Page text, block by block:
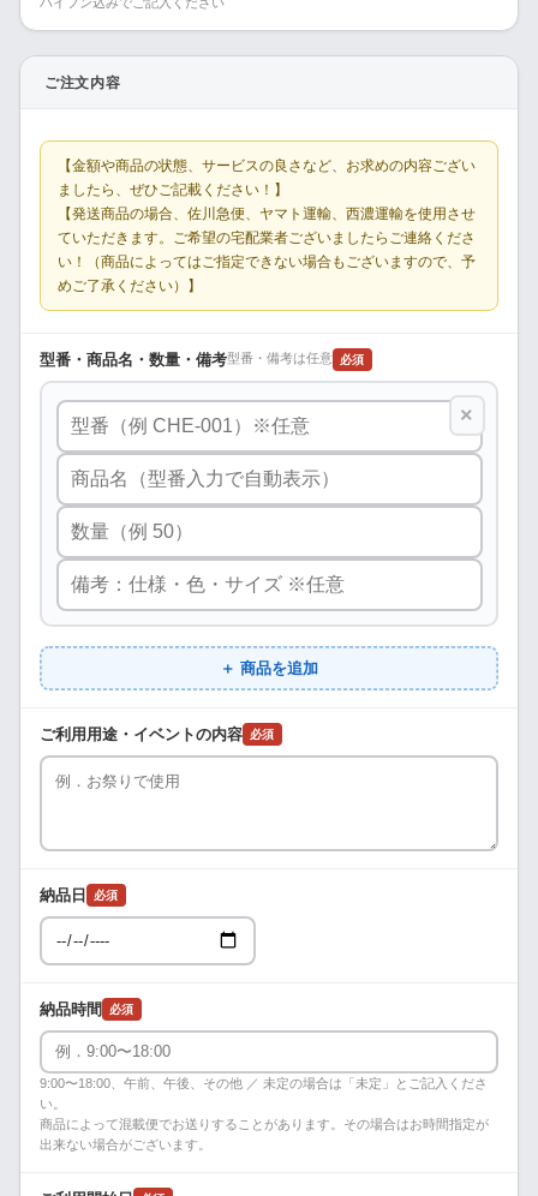
ご注文内容
【金額や商品の状態、サービスの良さなど、お求めの内容ござい
ましたら、ぜひご記載ください！】
【発送商品の場合、佐川急便、ヤマト運輸、西濃運輸を使用させ
ていただきます。ご希望の宅配業者ございましたらご連絡くださ
い！（商品によってはご指定できない場合もございますので、予
めご了承ください）】
型番・商品名・数量・備考型番・備考は任意 必須
×
＋ 商品を追加
ご利用用途・イベントの内容 必須
納品日 必須
納品時間 必須
9:00〜18:00、午前、午後、その他 ／ 未定の場合は「未定」とご記入くださ
い。
商品によって混載便でお送りすることがあります。その場合はお時間指定が
出来ない場合がございます。